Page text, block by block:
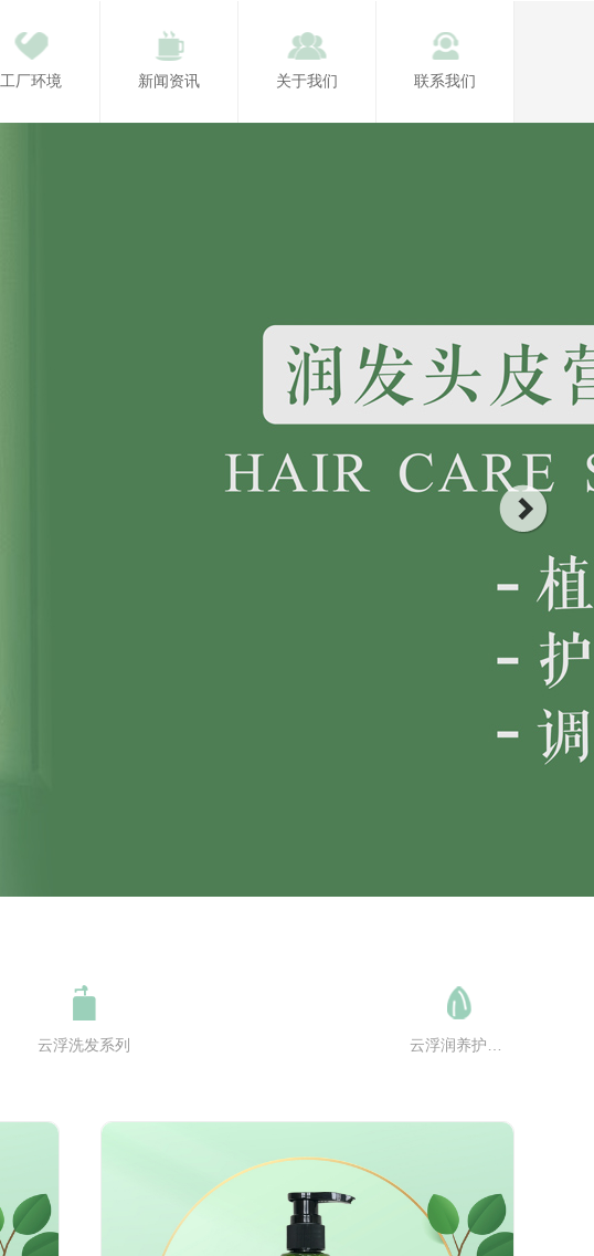
工厂环境 新闻资讯 关于我们 联系我们
云浮洗发系列